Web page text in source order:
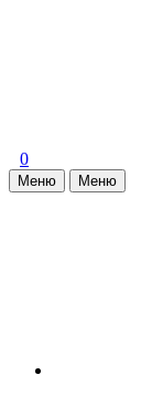
0
Меню Меню